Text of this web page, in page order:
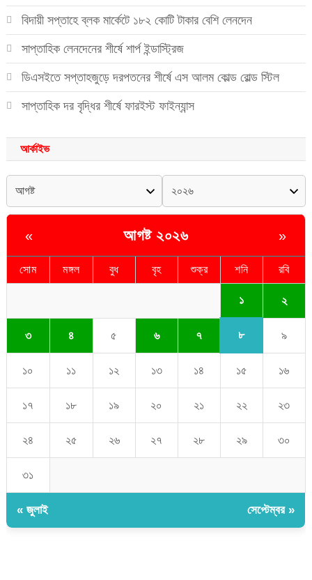
বিদায়ী সপ্তাহে ব্লক মার্কেটে ১৮২ কোটি টাকার বেশি লেনদেন
সাপ্তাহিক লেনদেনের শীর্ষে শার্প ইন্ডাস্ট্রিজ
ডিএসইতে সপ্তাহজুড়ে দরপতনের শীর্ষে এস আলম কোল্ড রোল্ড স্টিল
সাপ্তাহিক দর বৃদ্ধির শীর্ষে ফারইস্ট ফাইন্যান্স
আর্কাইভ
« আগষ্ট ২০২৬ »
সোম মঙ্গল বুধ বৃহ শুক্র শনি রবি
১ ২
৩ ৪ ৫ ৬ ৭ ৮ ৯
১০ ১১ ১২ ১৩ ১৪ ১৫ ১৬
১৭ ১৮ ১৯ ২০ ২১ ২২ ২৩
২৪ ২৫ ২৬ ২৭ ২৮ ২৯ ৩০
৩১
« জুলাই সেপ্টেম্বর »